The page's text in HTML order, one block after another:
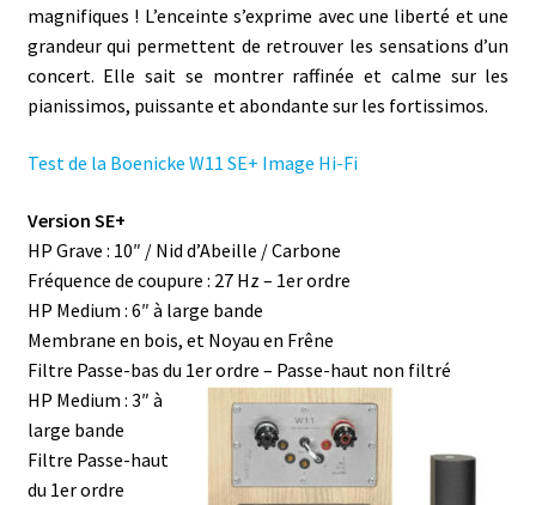
magnifiques ! L’enceinte s’exprime avec une liberté et une
grandeur qui permettent de retrouver les sensations d’un
concert. Elle sait se montrer raffinée et calme sur les
pianissimos, puissante et abondante sur les fortissimos.
Test de la Boenicke W11 SE+ Image Hi-Fi
Version SE+
HP Grave : 10″ / Nid d’Abeille / Carbone
Fréquence de coupure : 27 Hz – 1er ordre
HP Medium : 6″ à large bande
Membrane en bois, et Noyau en Frêne
Filtre Passe-bas du 1er ordre – Passe-haut non filtré
HP Medium : 3″ à
large bande
Filtre Passe-haut
du 1er ordre